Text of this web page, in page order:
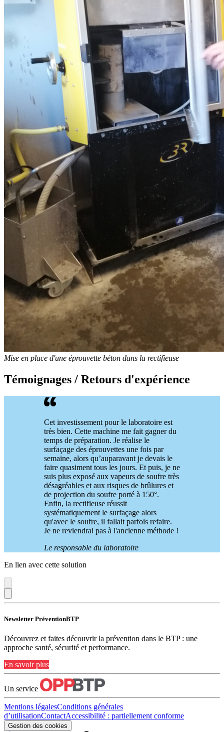
Mise en place d'une éprouvette béton dans la rectifieuse
Témoignages / Retours d'expérience
Cet investissement pour le laboratoire est
très bien. Cette machine me fait gagner du
temps de préparation. Je réalise le
surfaçage des éprouvettes une fois par
semaine, alors qu’auparavant je devais le
faire quasiment tous les jours. Et puis, je ne
suis plus exposé aux vapeurs de soufre très
désagréables et aux risques de brûlures et
de projection du soufre porté à 150°.
Enfin, la rectifieuse réussit
systématiquement le surfaçage alors
qu'avec le soufre, il fallait parfois refaire.
Je ne reviendrai pas à l'ancienne méthode !
Le responsable du laboratoire
En lien avec cette solution
Newsletter PréventionBTP
Découvrez et faites découvrir la prévention dans le BTP : une
approche santé, sécurité et performance.
En savoir plus
Un service
Mentions légalesConditions générales
d’utilisationContactAccessibilité : partiellement conforme
Gestion des cookies